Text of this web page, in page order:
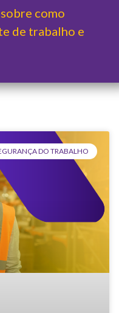
como
de trabalho e
DO TRABALHO